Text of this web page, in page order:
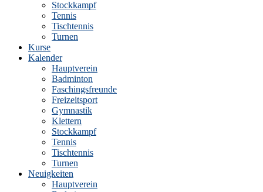
Stockkampf
Tennis
Tischtennis
Turnen
Kurse
Kalender
Hauptverein
Badminton
Faschingsfreunde
Freizeitsport
Gymnastik
Klettern
Stockkampf
Tennis
Tischtennis
Turnen
Neuigkeiten
Hauptverein